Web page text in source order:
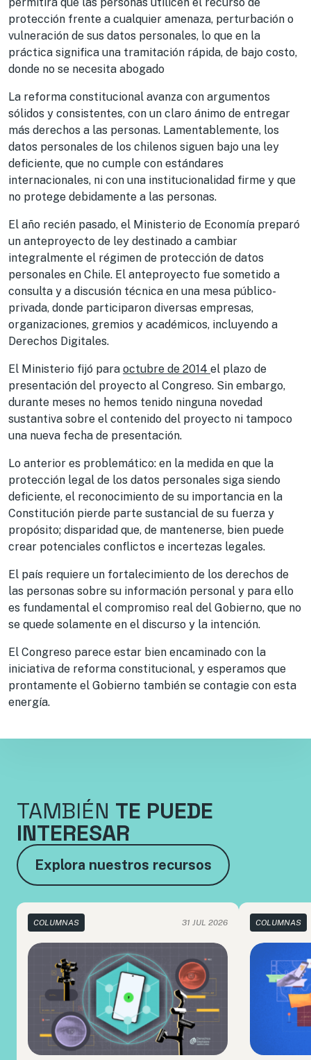
protección frente a cualquier amenaza, perturbación o
vulneración de sus datos personales, lo que en la
práctica significa una tramitación rápida, de bajo costo,
donde no se necesita abogado
La reforma constitucional avanza con argumentos
sólidos y consistentes, con un claro ánimo de entregar
más derechos a las personas. Lamentablemente, los
datos personales de los chilenos siguen bajo una ley
deficiente, que no cumple con estándares
internacionales, ni con una institucionalidad firme y que
no protege debidamente a las personas.
El año recién pasado, el Ministerio de Economía preparó
un anteproyecto de ley destinado a cambiar
integralmente el régimen de protección de datos
personales en Chile. El anteproyecto fue sometido a
consulta y a discusión técnica en una mesa público-
privada, donde participaron diversas empresas,
organizaciones, gremios y académicos, incluyendo a
Derechos Digitales.
El Ministerio fijó para octubre de 2014 el plazo de
presentación del proyecto al Congreso. Sin embargo,
durante meses no hemos tenido ninguna novedad
sustantiva sobre el contenido del proyecto ni tampoco
una nueva fecha de presentación.
Lo anterior es problemático: en la medida en que la
protección legal de los datos personales siga siendo
deficiente, el reconocimiento de su importancia en la
Constitución pierde parte sustancial de su fuerza y
propósito; disparidad que, de mantenerse, bien puede
crear potenciales conflictos e incertezas legales.
El país requiere un fortalecimiento de los derechos de
las personas sobre su información personal y para ello
es fundamental el compromiso real del Gobierno, que no
se quede solamente en el discurso y la intención.
El Congreso parece estar bien encaminado con la
iniciativa de reforma constitucional, y esperamos que
prontamente el Gobierno también se contagie con esta
energía.
TAMBIÉN TE PUEDE
INTERESAR
Explora nuestros recursos
COLUMNAS 31 JUL 2026 COLUMNAS